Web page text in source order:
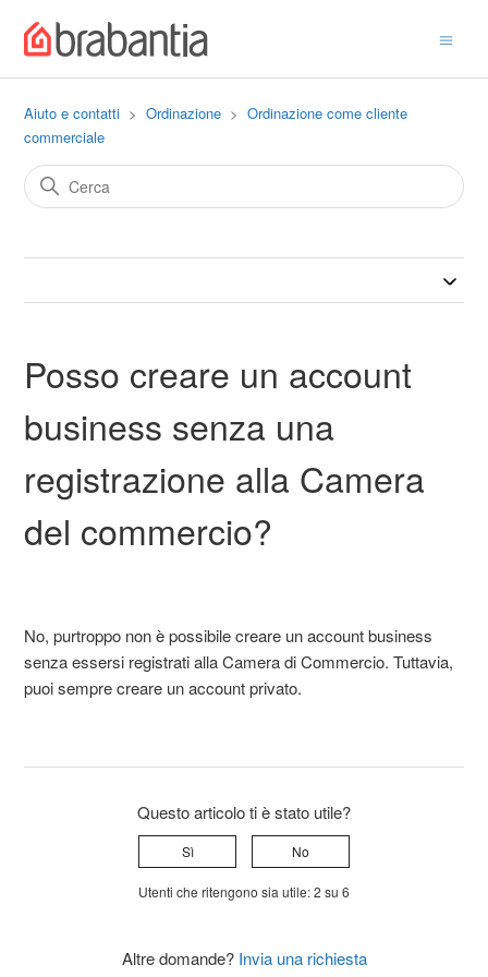
Aiuto e contatti Ordinazione
Ordinazione come cliente
commerciale
Posso creare un account
business senza una
registrazione alla Camera
del commercio?
No, purtroppo non è possibile creare un account business
senza essersi registrati alla Camera di Commercio. Tuttavia,
puoi sempre creare un account privato.
Questo articolo ti è stato utile?
Sì No
Utenti che ritengono sia utile: 2 su 6
Altre domande? Invia una richiesta